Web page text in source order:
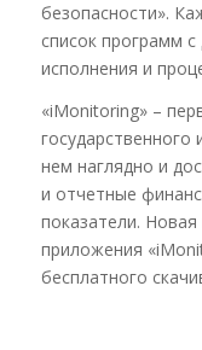
безопасности».
список программ
исполнения и
«iMonitoring» –
государственного
нем наглядно и
и отчетные
показатели. Новая
приложения
бесплатного